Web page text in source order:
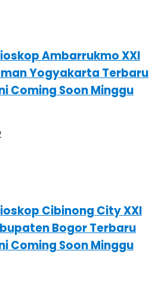
Ambarrukmo XXI
Yogyakarta Terbaru
Coming Soon Minggu
Cibinong City XXI
Bogor Terbaru
Coming Soon Minggu